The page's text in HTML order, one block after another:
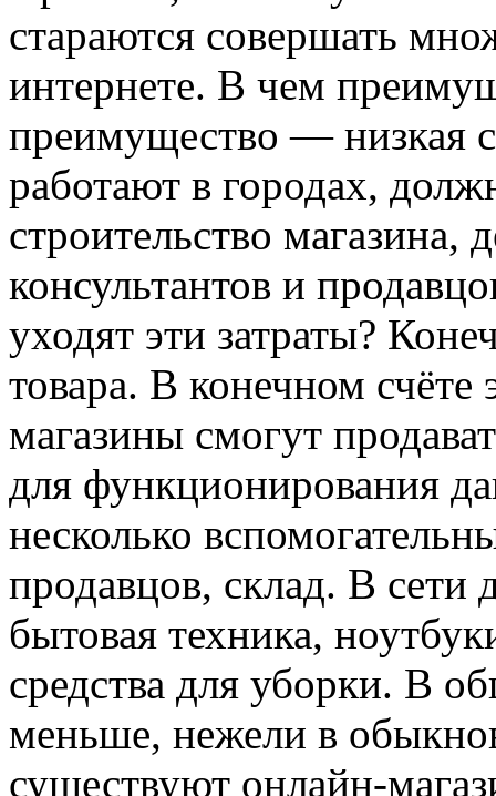
стараются совершать
интернете. В чем
преимущество — низкая
работают в городах,
строительство магазина,
консультантов и
уходят эти затраты?
товара. В конечном
магазины смогут
для функционирования
несколько
продавцов, склад. В сети
бытовая техника,
средства для уборки. В
меньше, нежели в
существуют онлайн-